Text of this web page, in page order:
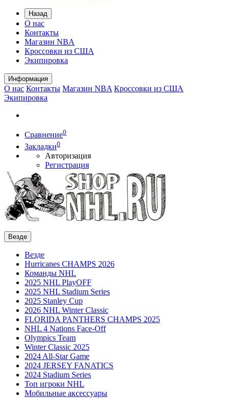
Назад
О нас
Контакты
Магазин NBA
Кроссовки из США
Экипировка
Информация
О нас Контакты Магазин NBA Кроссовки из США
Экипировка
Сравнение0
Закладки0
Авторизация
Регистрация
Везде
Везде
Hurricanes CHAMPS 2026
Команды NHL
2025 NHL PlayOFF
2025 NHL Stadium Series
2025 Stanley Cup
2026 NHL Winter Classic
FLORIDA PANTHERS CHAMPS 2025
NHL 4 Nations Face-Off
Olympics Team
Winter Classic 2025
2024 All-Star Game
2024 JERSEY FANATICS
2024 Stadium Series
Топ игроки NHL
Мобильные аксессуары